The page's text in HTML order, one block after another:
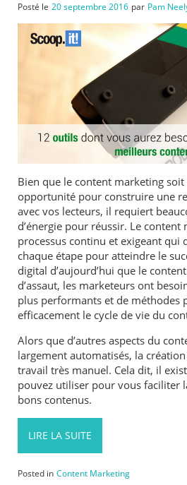
Posté le 20 septembre 2016 par Pam
Bien que le content marketing
opportunité pour construire une
avec vos lecteurs, il requiert
d’énergie pour réussir. Le content
processus continu et exigeant qui
chaque étape pour atteindre le
digital d’aujourd’hui que le
d’assaut, les marketeurs ont
plus performants et de méthodes
efficacement le cycle de vie du
Alors que d’autres aspects du
largement automatisés, la
travail très manuel. Cela dit, il
pouvez utiliser pour vous faciliter
bons contenus.
LIRE LA SUITE
Posted in Content Marketing